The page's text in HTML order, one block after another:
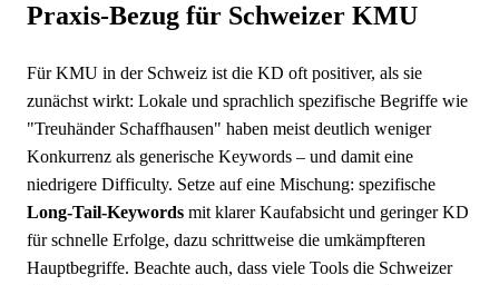
Praxis-Bezug für Schweizer KMU
Für KMU in der Schweiz ist die KD oft positiver, als sie
zunächst wirkt: Lokale und sprachlich spezifische Begriffe wie
"Treuhänder Schaffhausen" haben meist deutlich weniger
Konkurrenz als generische Keywords – und damit eine
niedrigere Difficulty. Setze auf eine Mischung: spezifische
Long-Tail-Keywords mit klarer Kaufabsicht und geringer KD
für schnelle Erfolge, dazu schrittweise die umkämpfteren
Hauptbegriffe. Beachte auch, dass viele Tools die Schweizer